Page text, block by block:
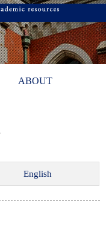
ABOUT